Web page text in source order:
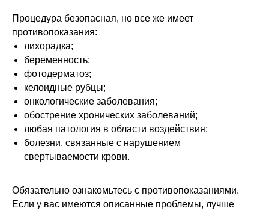
Процедура безопасная, но все же имеет
противопоказания:
лихорадка;
беременность;
фотодерматоз;
келоидные рубцы;
онкологические заболевания;
обострение хронических заболеваний;
любая патология в области воздействия;
болезни, связанные с нарушением
свертываемости крови.
Обязательно ознакомьтесь с противопоказаниями.
Если у вас имеются описанные проблемы, лучше